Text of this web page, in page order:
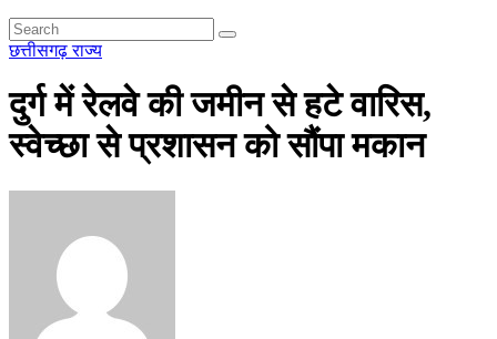
छत्तीसगढ़राज्य
दुर्ग में रेलवे की जमीन से हटे वारिस,
स्वेच्छा से प्रशासन को सौंपा मकान